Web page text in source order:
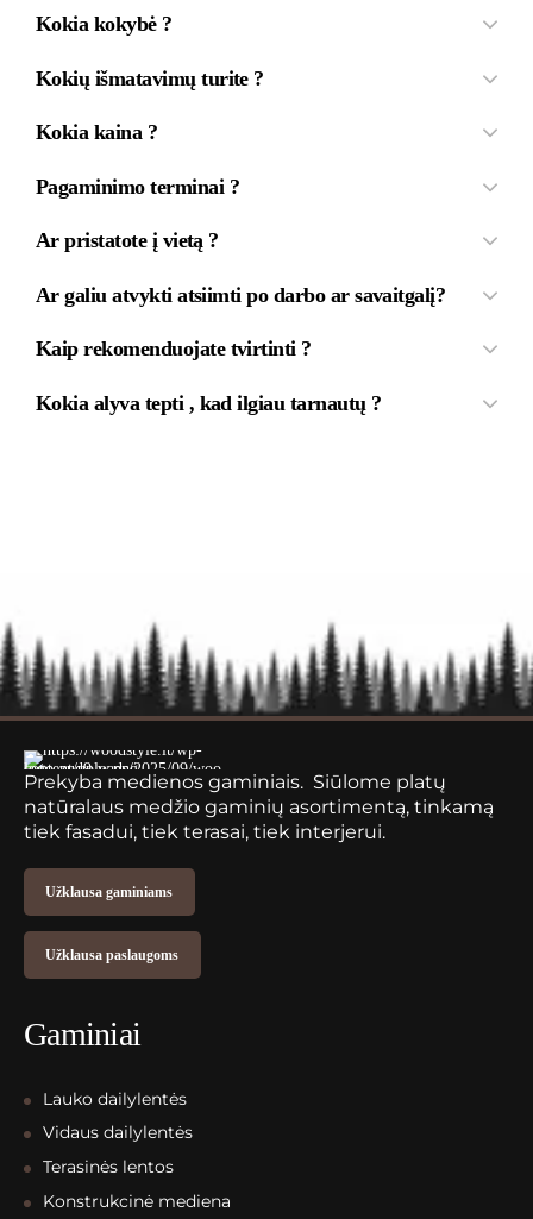
Kokia kokybė ?
Kokių išmatavimų turite ?
Kokia kaina ?
Pagaminimo terminai ?
Ar pristatote į vietą ?
Ar galiu atvykti atsiimti po darbo ar savaitgalį?
Kaip rekomenduojate tvirtinti ?
Kokia alyva tepti , kad ilgiau tarnautų ?
Prekyba medienos gaminiais. Siūlome platų
natūralaus medžio gaminių asortimentą, tinkamą
tiek fasadui, tiek terasai, tiek interjerui.
Užklausa gaminiams
Užklausa paslaugoms
Gaminiai
Lauko dailylentės
Vidaus dailylentės
Terasinės lentos
Konstrukcinė mediena